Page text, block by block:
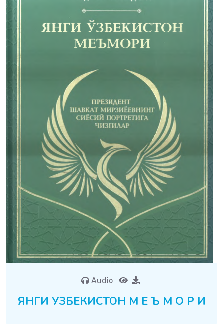
Audio
ЯНГИ УЗБЕКИСТОН М Е Ъ М О Р И